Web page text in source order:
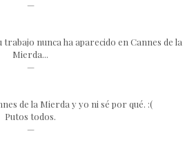
—
trabajo nunca ha aparecido en Cannes de la
Mierda...
—
de la Mierda y yo ni sé por qué. :(
Putos todos.
—